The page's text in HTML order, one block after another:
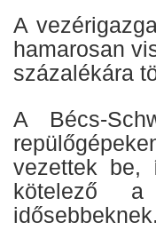
A
hamarosan
százalékára
A Bécs-
vezettek be,
kötelező